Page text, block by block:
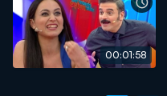
00:01:58